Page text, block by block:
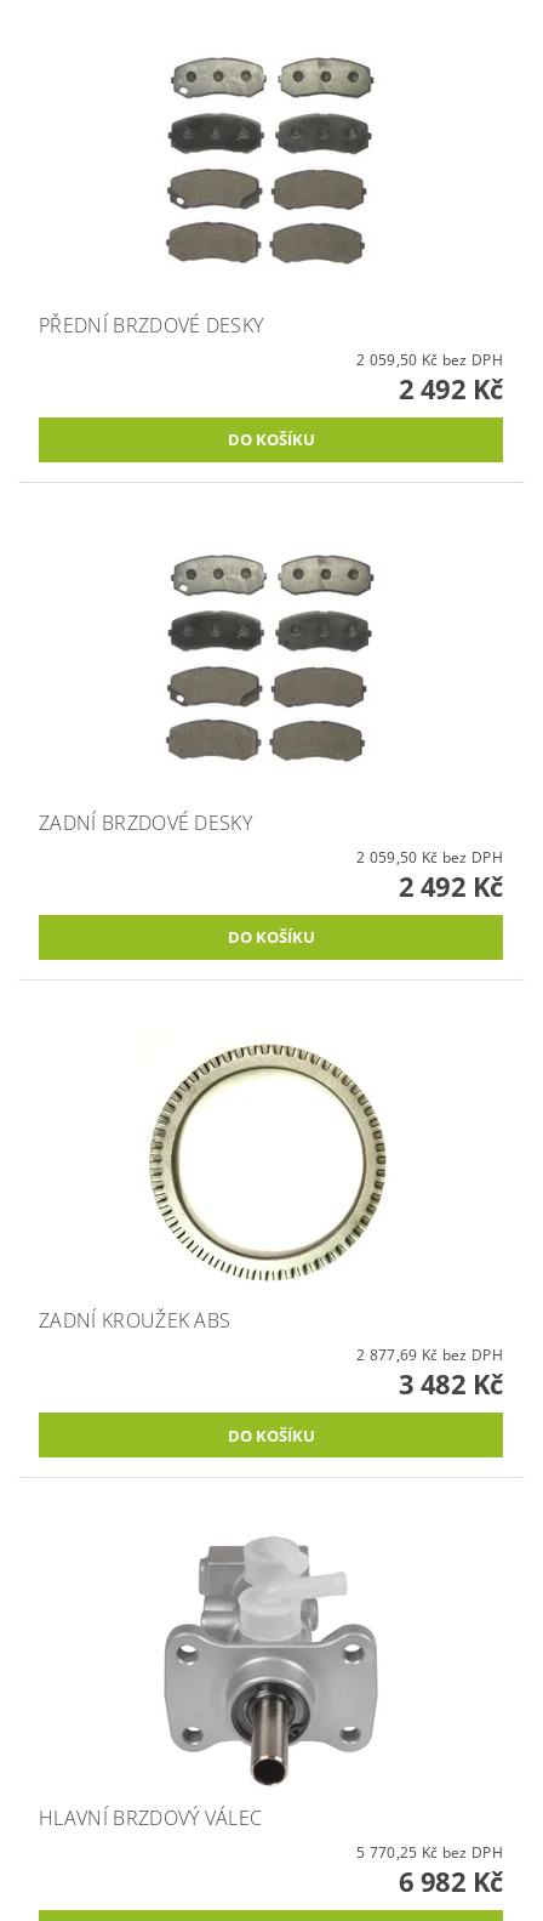
PŘEDNÍ BRZDOVÉ DESKY
2 059,50 Kč bez DPH
2 492 Kč
ZADNÍ BRZDOVÉ DESKY
2 059,50 Kč bez DPH
2 492 Kč
ZADNÍ KROUŽEK ABS
2 877,69 Kč bez DPH
3 482 Kč
HLAVNÍ BRZDOVÝ VÁLEC
5 770,25 Kč bez DPH
6 982 Kč